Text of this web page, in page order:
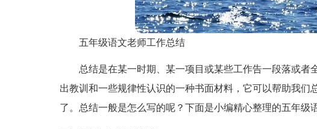
五年级语文老师工作总结
总结是在某一时期、某一项目或某些工作告一段落或者
出教训和一些规律性认识的一种书面材料，它可以帮助我们
了。总结一般是怎么写的呢？下面是小编精心整理的五年级